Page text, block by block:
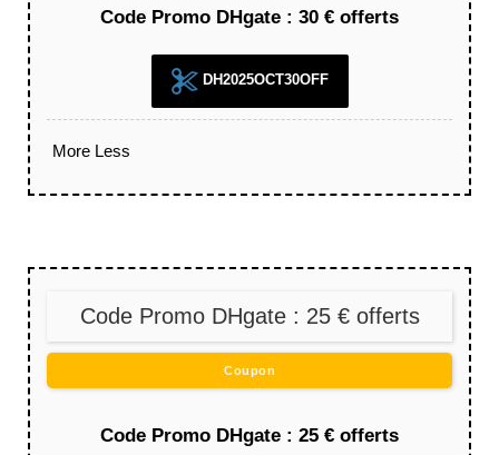
Code Promo DHgate : 30 € offerts
DH2025OCT30OFF
More Less
Code Promo DHgate : 25 € offerts
Coupon
Code Promo DHgate : 25 € offerts